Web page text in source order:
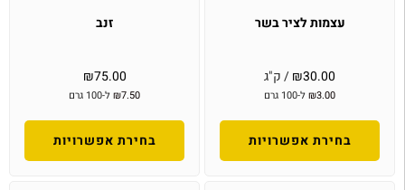
עצמות לציר בשר
₪30.00 / ק"ג
₪3.00 ל-100 גרם
בחירת אפשרויות
זנב
₪75.00
₪7.50 ל-100 גרם
בחירת אפשרויות